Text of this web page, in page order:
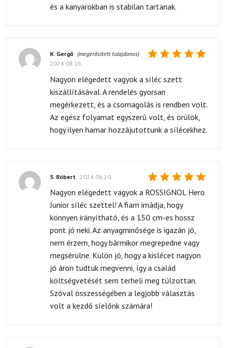
és a kanyarokban is stabilan tartanak.
5 / 5
K. Gergő (megerősített tulajdonos)
2024.08.16.
Nagyon elégedett vagyok a síléc szett
kiszállításával. A rendelés gyorsan
megérkezett, és a csomagolás is rendben volt.
Az egész folyamat egyszerű volt, és örülök,
hogy ilyen hamar hozzájutottunk a sílécekhez.
Értékelés:
S. Róbert 2024.06.20.
Nagyon elégedett vagyok a ROSSIGNOL Hero
Junior síléc szettel! A fiam imádja, hogy
könnyen irányítható, és a 150 cm-es hossz
pont jó neki. Az anyagminősége is igazán jó,
nem érzem, hogy bármikor megrepedne vagy
megsérülne. Külön jó, hogy a kislécet nagyon
jó áron tudtuk megvenni, így a család
költségvetését sem terheli meg túlzottan.
Szóval összességében a legjobb választás
volt a kezdő síelőnk számára!